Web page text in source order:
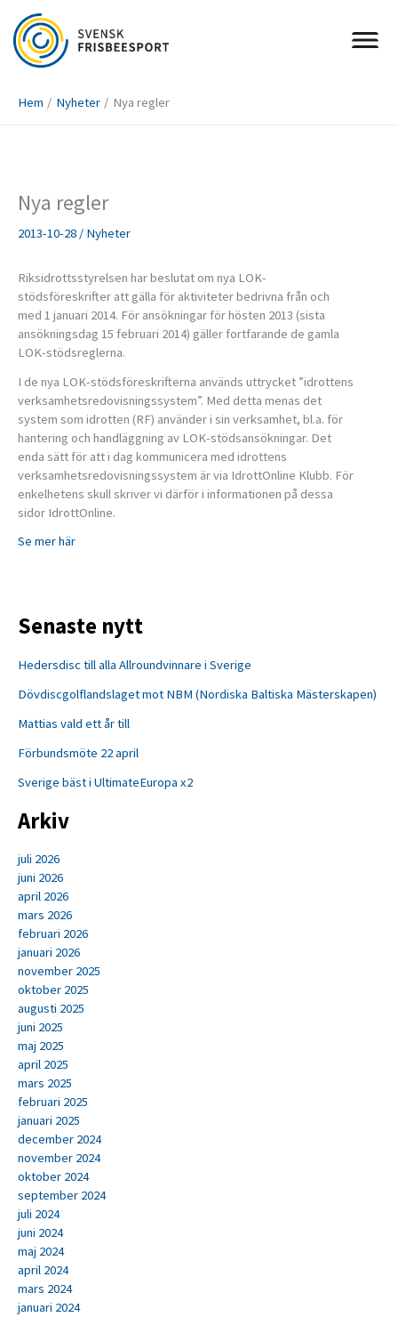
innehåll
Hem Nyheter Nya regler
Nya regler
2013-10-28 / Nyheter
Riksidrottsstyrelsen har beslutat om nya LOK-
stödsföreskrifter att gälla för aktiviteter bedrivna från och
med 1 januari 2014. För ansökningar för hösten 2013 (sista
ansökningsdag 15 februari 2014) gäller fortfarande de gamla
LOK-stödsreglerna.
I de nya LOK-stödsföreskrifterna används uttrycket ”idrottens
verksamhetsredovisningssystem”. Med detta menas det
system som idrotten (RF) använder i sin verksamhet, bl.a. för
hantering och handläggning av LOK-stödsansökningar. Det
enda sätt för att i dag kommunicera med idrottens
verksamhetsredovisningssystem är via IdrottOnline Klubb. För
enkelhetens skull skriver vi därför i informationen på dessa
sidor IdrottOnline.
Se mer här
Senaste nytt
Hedersdisc till alla Allroundvinnare i Sverige
Dövdiscgolflandslaget mot NBM (Nordiska Baltiska Mästerskapen)
Mattias vald ett år till
Förbundsmöte 22 april
Sverige bäst i UltimateEuropa x2
Arkiv
juli 2026
juni 2026
april 2026
mars 2026
februari 2026
januari 2026
november 2025
oktober 2025
augusti 2025
juni 2025
maj 2025
april 2025
mars 2025
februari 2025
januari 2025
december 2024
november 2024
oktober 2024
september 2024
juli 2024
juni 2024
maj 2024
april 2024
mars 2024
januari 2024